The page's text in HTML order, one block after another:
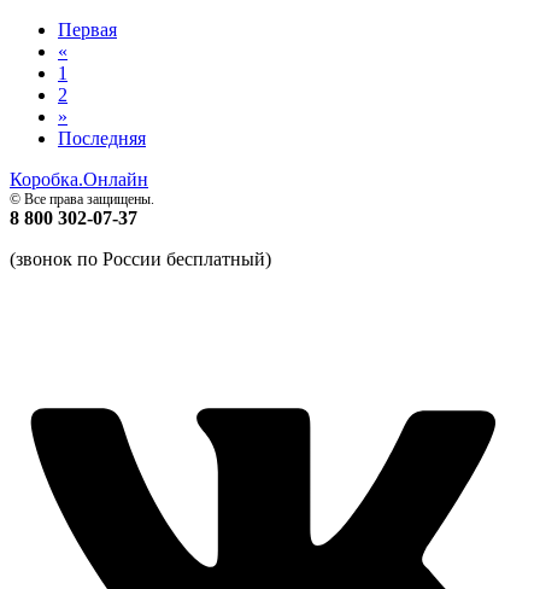
Первая
«
1
2
»
Последняя
Коробка.Онлайн
© Все права защищены.
8 800 302-07-37
(звонок по России бесплатный)